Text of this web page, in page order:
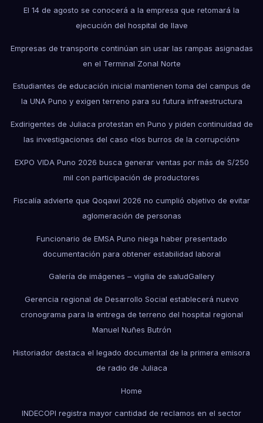
El 14 de agosto se conocerá a la empresa que retomará la
ejecución del hospital de Ilave
Empresas de transporte continúan sin usar las rampas asignadas
en el Terminal Zonal Norte
Estudiantes de educación inicial mantienen toma del campus de
la UNA Puno y exigen terreno para su futura infraestructura
Exdirigentes de Juliaca protestan en Puno y piden continuidad de
las investigaciones del caso «los burros de la corrupción»
EXPO VIDA Puno 2026 busca generar ventas por más de S/250
mil con participación de productores
Fiscalía advierte que Qoqawi 2026 no cumplió objetivo de evitar
aglomeración de personas
Funcionario de EMSA Puno niega haber presentado
documentación para obtener estabilidad laboral
Galería de imágenes – vigilia de saludGallery
Gerencia regional de Desarrollo Social establecerá nuevo
cronograma para la entrega de terreno del hospital regional
Manuel Nuñes Butrón
Historiador destaca el legado documental de la primera emisora
de radio de Juliaca
Home
INDECOPI registra mayor cantidad de reclamos en el sector